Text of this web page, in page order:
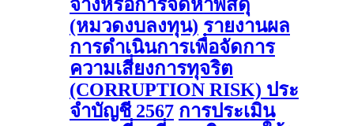
จ้างหรือการจัดหาพัสดุ
(หมวดงบลงทุน) รายงานผล
การดําเนินการเพื่อจัดการ
ความเสี่ยงการทุจริต
(CORRUPTION RISK) ประ
จําบัญชี 2567 การประเมิน